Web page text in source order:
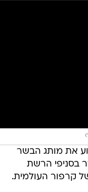
את מותג הבשר
בסניפי הרשת
קרפור העולמית.